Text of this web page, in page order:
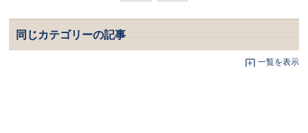
同じカテゴリーの記事
一覧を表示